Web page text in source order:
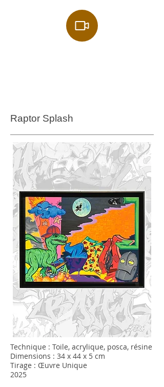
Raptor Splash
Technique : Toile, acrylique, posca, résine
Dimensions : 34 x 44 x 5 cm
Tirage : Œuvre Unique
2025